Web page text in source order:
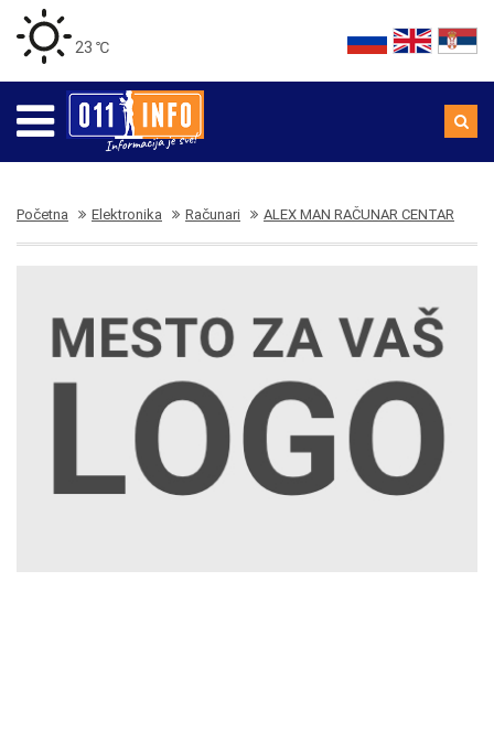
23 ℃
Početna Elektronika Računari ALEX MAN RAČUNAR CENTAR